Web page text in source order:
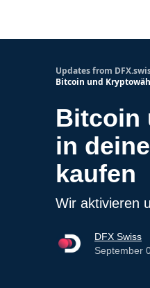
Updates from
Bitcoin und
Bitcoin
in
kaufen
Wir aktivieren
DFX Swiss
September